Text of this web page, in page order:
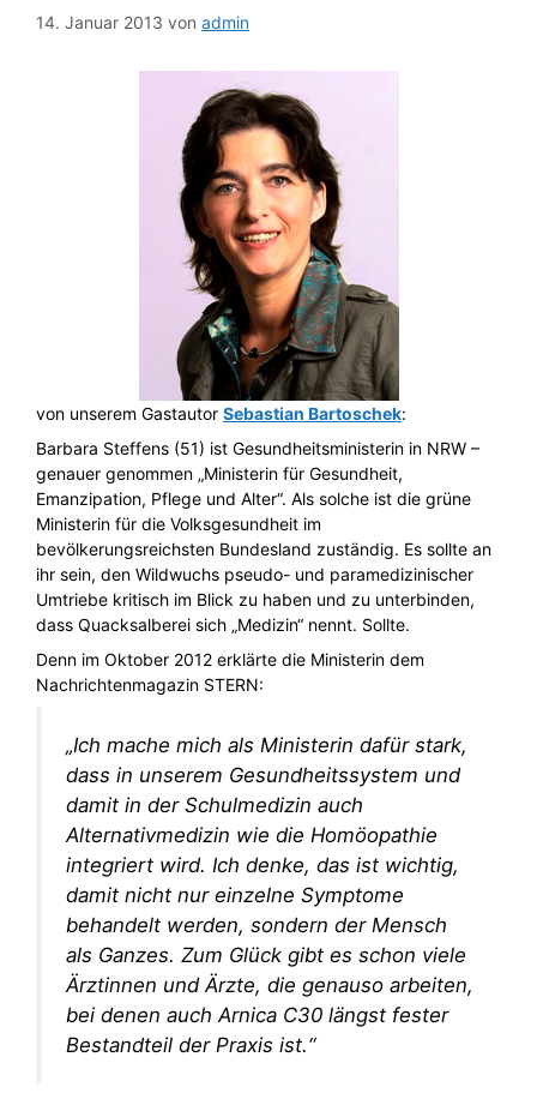
14. Januar 2013 von admin
von unserem Gastautor Sebastian Bartoschek:
Barbara Steffens (51) ist Gesundheitsministerin in NRW –
genauer genommen „Ministerin für Gesundheit,
Emanzipation, Pflege und Alter“. Als solche ist die grüne
Ministerin für die Volksgesundheit im
bevölkerungsreichsten Bundesland zuständig. Es sollte an
ihr sein, den Wildwuchs pseudo- und paramedizinischer
Umtriebe kritisch im Blick zu haben und zu unterbinden,
dass Quacksalberei sich „Medizin“ nennt. Sollte.
Denn im Oktober 2012 erklärte die Ministerin dem
Nachrichtenmagazin STERN:
„Ich mache mich als Ministerin dafür stark,
dass in unserem Gesundheitssystem und
damit in der Schulmedizin auch
Alternativmedizin wie die Homöopathie
integriert wird. Ich denke, das ist wichtig,
damit nicht nur einzelne Symptome
behandelt werden, sondern der Mensch
als Ganzes. Zum Glück gibt es schon viele
Ärztinnen und Ärzte, die genauso arbeiten,
bei denen auch Arnica C30 längst fester
Bestandteil der Praxis ist.“